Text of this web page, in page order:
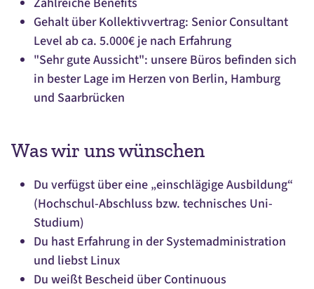
Gehalt über Kollektivvertrag: Senior Consultant
Level ab ca. 5.000€ je nach Erfahrung
"Sehr gute Aussicht": unsere Büros befinden sich
in bester Lage im Herzen von Berlin, Hamburg
und Saarbrücken
Was wir uns wünschen
Du verfügst über eine „einschlägige Ausbildung“
(Hochschul-Abschluss bzw. technisches Uni-
Studium)
Du hast Erfahrung in der Systemadministration
und liebst Linux
Du weißt Bescheid über Continuous